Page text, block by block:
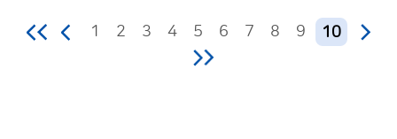
1 2 3 4 5 6 7 8 9 10